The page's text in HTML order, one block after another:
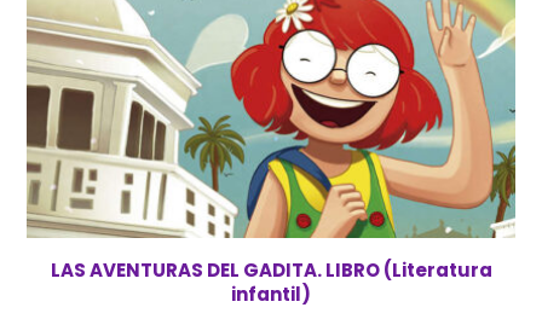
LAS AVENTURAS DEL GADITA. LIBRO (Literatura
infantil)